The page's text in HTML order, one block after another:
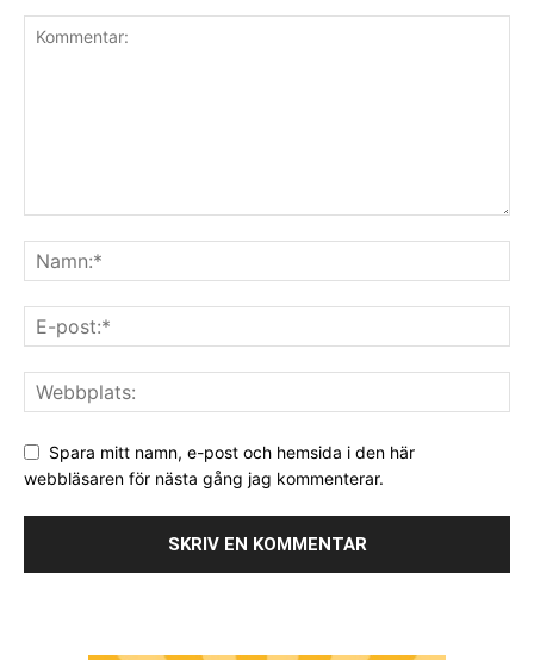
Spara mitt namn, e-post och hemsida i den här
webbläsaren för nästa gång jag kommenterar.